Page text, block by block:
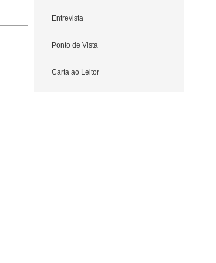
Entrevista
Ponto de Vista
Carta ao Leitor